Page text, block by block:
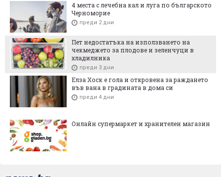
4 места с лечебна кал и луга по българското
Черноморие
преди 2 дни
Пет недостатъка на използването на
чекмеджето за плодове и зеленчуци в
хладилника
преди 3 дни
Елза Хоск е гола и откровена за раждането
във вана в градината в дома си
преди 4 дни
Онлайн супермаркет и хранителен магазин